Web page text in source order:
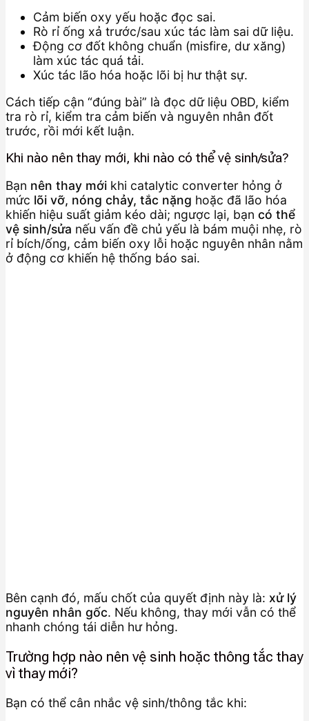
Cảm biến oxy yếu hoặc đọc sai.
Rò rỉ ống xả trước/sau xúc tác làm sai dữ liệu.
Động cơ đốt không chuẩn (misfire, dư xăng)
làm xúc tác quá tải.
Xúc tác lão hóa hoặc lõi bị hư thật sự.
Cách tiếp cận “đúng bài” là đọc dữ liệu OBD, kiểm
tra rò rỉ, kiểm tra cảm biến và nguyên nhân đốt
trước, rồi mới kết luận.
Khi nào nên thay mới, khi nào có thể vệ sinh/sửa?
Bạn nên thay mới khi catalytic converter hỏng ở
mức lõi vỡ, nóng chảy, tắc nặng hoặc đã lão hóa
khiến hiệu suất giảm kéo dài; ngược lại, bạn có thể
vệ sinh/sửa nếu vấn đề chủ yếu là bám muội nhẹ, rò
rỉ bích/ống, cảm biến oxy lỗi hoặc nguyên nhân nằm
ở động cơ khiến hệ thống báo sai.
Bên cạnh đó, mấu chốt của quyết định này là: xử lý
nguyên nhân gốc. Nếu không, thay mới vẫn có thể
nhanh chóng tái diễn hư hỏng.
Trường hợp nào nên vệ sinh hoặc thông tắc thay
vì thay mới?
Bạn có thể cân nhắc vệ sinh/thông tắc khi: